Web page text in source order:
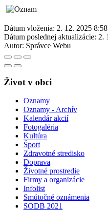
Dátum vloženia: 2. 12. 2025 8:58
Dátum poslednej aktualizácie: 2.
Autor: Správce Webu
Život v obci
Oznamy
Oznamy - Archív
Kalendár akcií
Fotogaléria
Kultúra
Šport
Zdravotné stredisko
Doprava
Životné prostredie
Firmy a organizácie
Infolist
Smútočné oznámenia
SODB 2021